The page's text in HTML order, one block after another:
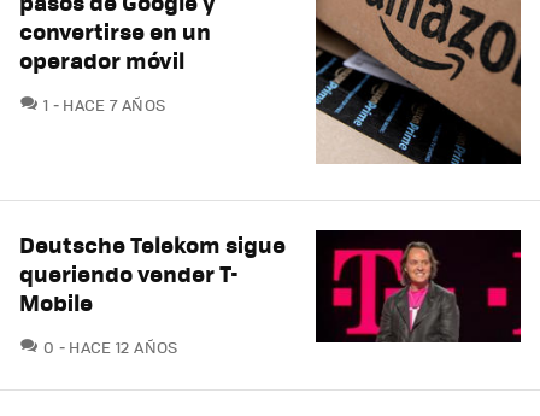
convertirse en un
operador móvil
1 COMENTARIOS
HACE 7 AÑOS
Deutsche Telekom sigue
queriendo vender T-
Mobile
0 COMENTARIOS
HACE 12 AÑOS